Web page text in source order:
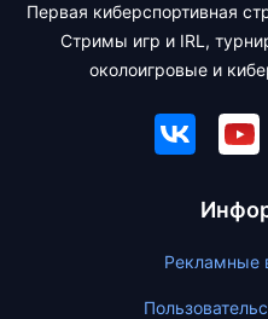
Первая киберспортивная
Стримы игр и IRL,
околоигровые и
Рекламные